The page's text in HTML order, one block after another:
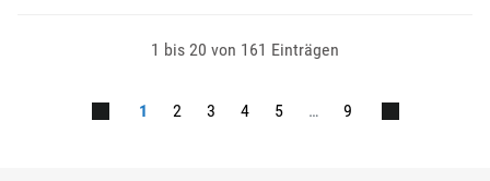
1 bis 20 von 161 Einträgen
1 2 3 4 5 … 9